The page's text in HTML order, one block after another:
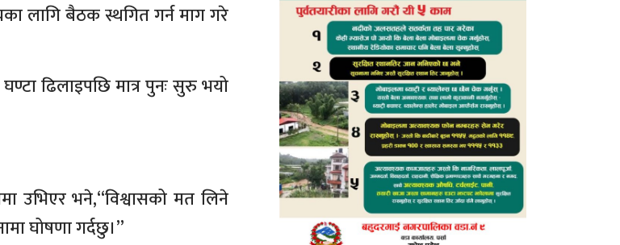
लागि बैठक स्थगित गर्न माग गरे
ढिलाइपछि मात्र पुनः सुरु भयो
उभिएर भने,“विश्वासको मत लिने
घोषणा गर्दछु।”